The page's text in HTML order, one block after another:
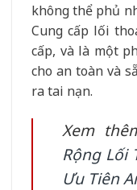
không thể phủ
Cung cấp lối
cấp, và là một
cho an toàn và
ra tai nạn.
Xem
Rộng Lối
Ưu Tiên